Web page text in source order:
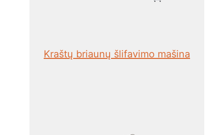
Kraštų briaunų šlifavimo mašina